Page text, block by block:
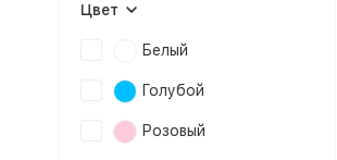
Цвет
Белый
Голубой
Розовый